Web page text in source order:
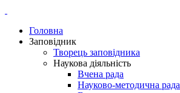
Головна
Заповідник
Творець заповідника
Наукова діяльність
Вчена рада
Науково-методична рада